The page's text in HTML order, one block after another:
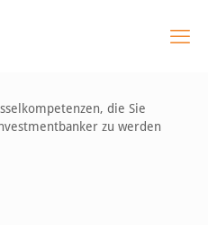
die Sie
zu werden